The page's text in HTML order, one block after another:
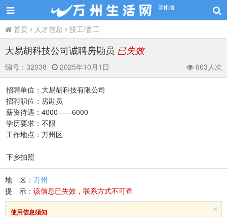
首页 人才信息 技工/普工
大易胡科技公司诚聘房勘员 已失效
编号： 32038 2025年10月1日 663人次
招聘单位：大易胡科技有限公司
招聘职位：房勘员
薪资待遇：4000——6000
学历要求：不限
工作地点：万州区
下乡拍照
地 区： 万州
提 示： 该信息已失效，联系方式不可查
×
使用信息须知